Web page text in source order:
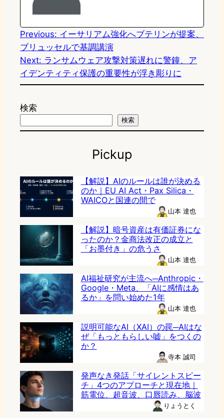
n
k
Previous: イーサリアム強化へブテリンが提案、
ブリュッセルで基調講演
Next: ランサムウェア攻撃対策遅れに警鐘、ア
イデンティティ保護の重要性が浮き彫りに
検索
検索
Pickup
【解説】AIのルールは誰が決める
のか｜EU AI Act・Pax Silica・
WAICOと国連の間で
山本 達也
【解説】暗号資産は有価証券にな
ったのか？金商法改正の成立と
「お墨付き」の危うさ
山本 達也
AI福祉研究が主流へ─Anthropic・
Google・Meta、「AIに感情はあ
るか」を問い始めた1年
山本 達也
説明可能なAI（XAI）の罠─AIはな
ぜ「もっともらしい嘘」をつくの
か？
寺本 誠司
発声なき発話「サイレントスピー
チ」4つのアプローチと現在地｜
筋電位、超音波、口唇読み、脳波
りょうとく